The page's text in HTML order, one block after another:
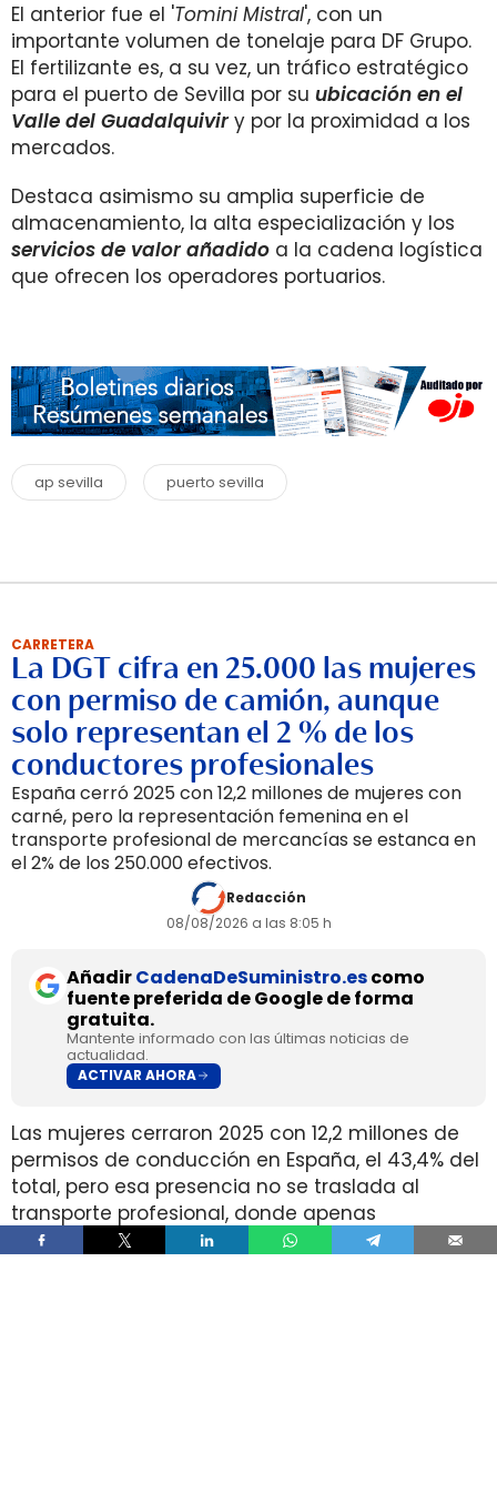
El anterior fue el 'Tomini Mistral', con un
importante volumen de tonelaje para DF Grupo.
El fertilizante es, a su vez, un tráfico estratégico
para el puerto de Sevilla por su ubicación en el
Valle del Guadalquiviry por la proximidad a los
mercados.
Destaca asimismo su amplia superficie de
almacenamiento, la alta especialización y los
servicios de valor añadido a la cadena logística
que ofrecen los operadores portuarios.
ap sevilla puerto sevilla
CARRETERA
La DGT cifra en 25.000 las mujeres
con permiso de camión, aunque
solo representan el 2 % de los
conductores profesionales
España cerró 2025 con 12,2 millones de mujeres con
carné, pero la representación femenina en el
transporte profesional de mercancías se estanca en
el 2% de los 250.000 efectivos.
Redacción
08/08/2026 a las 8:05 h
AñadirCadenaDeSuministro.escomo
fuente preferida de Google de forma
gratuita.
Mantente informado con las últimas noticias de
actualidad.
ACTIVAR AHORA
Las mujeres cerraron 2025 con 12,2 millones de
permisos de conducción en España, el 43,4% del
total, pero esa presencia no se traslada al
transporte profesional, donde apenas
representan el 2% de un colectivo de 250.000